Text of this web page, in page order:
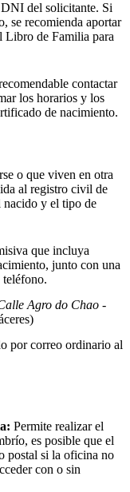
DNI del solicitante. Si
se recomienda aportar
Libro de Familia para
contactar
los horarios y los
de nacimiento.
o que viven en otra
al registro civil de
nacido y el tipo de
que incluya
junto con una
Agro do Chao -
por correo ordinario al
Permite realizar el
, es posible que el
postal si la oficina no
con o sin